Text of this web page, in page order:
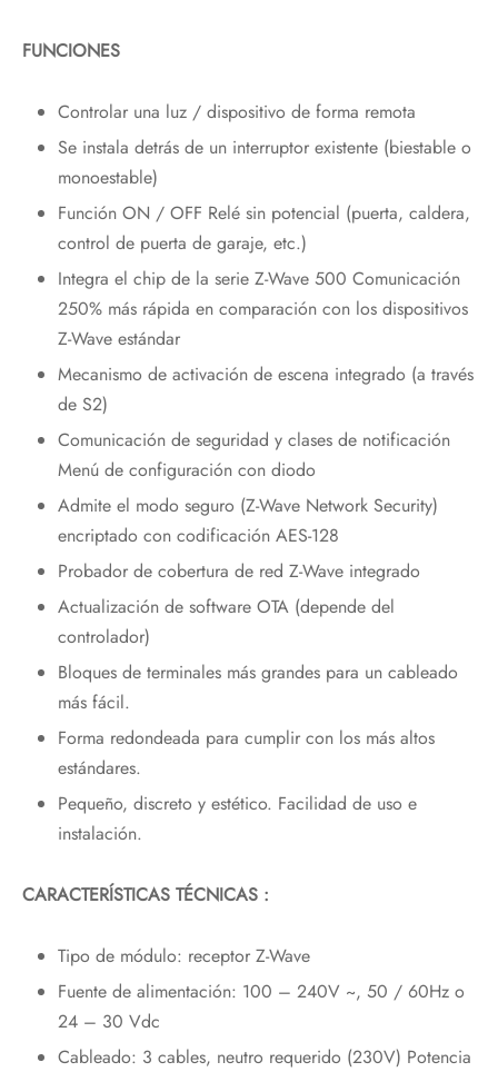
FUNCIONES
Controlar una luz / dispositivo de forma remota
Se instala detrás de un interruptor existente (biestable o
monoestable)
Función ON / OFF Relé sin potencial (puerta, caldera,
control de puerta de garaje, etc.)
Integra el chip de la serie Z-Wave 500 Comunicación
250% más rápida en comparación con los dispositivos
Z-Wave estándar
Mecanismo de activación de escena integrado (a través
de S2)
Comunicación de seguridad y clases de notificación
Menú de configuración con diodo
Admite el modo seguro (Z-Wave Network Security)
encriptado con codificación AES-128
Probador de cobertura de red Z-Wave integrado
Actualización de software OTA (depende del
controlador)
Bloques de terminales más grandes para un cableado
más fácil.
Forma redondeada para cumplir con los más altos
estándares.
Pequeño, discreto y estético. Facilidad de uso e
instalación.
CARACTERÍSTICAS TÉCNICAS :
Tipo de módulo: receptor Z-Wave
Fuente de alimentación: 100 – 240V ~, 50 / 60Hz o
24 – 30 Vdc
Cableado: 3 cables, neutro requerido (230V) Potencia